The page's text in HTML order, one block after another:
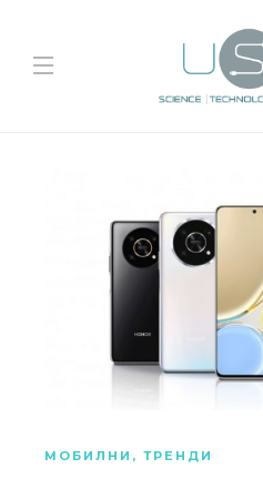
МОБИЛНИ , ТРЕНДИ